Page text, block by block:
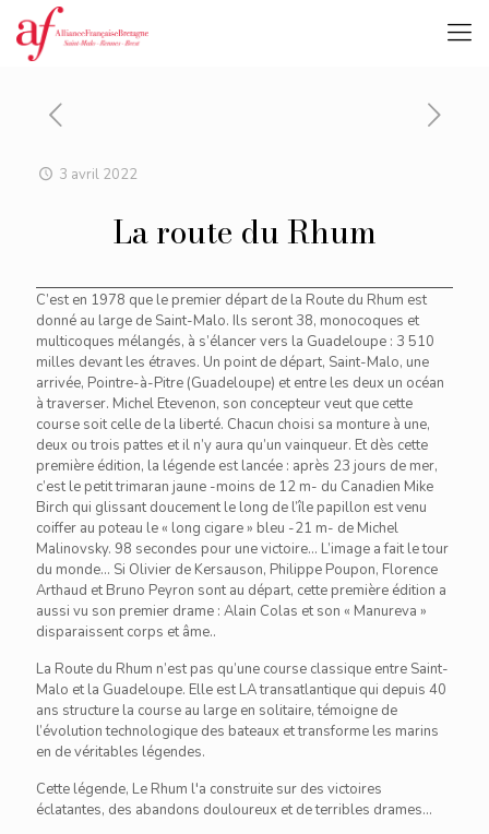
3 avril 2022
La route du Rhum
C’est en 1978 que le premier départ de la Route du Rhum est
donné au large de Saint-Malo. Ils seront 38, monocoques et
multicoques mélangés, à s’élancer vers la Guadeloupe : 3 510
milles devant les étraves. Un point de départ, Saint-Malo, une
arrivée, Pointre-à-Pitre (Guadeloupe) et entre les deux un océan
à traverser. Michel Etevenon, son concepteur veut que cette
course soit celle de la liberté. Chacun choisi sa monture à une,
deux ou trois pattes et il n’y aura qu’un vainqueur. Et dès cette
première édition, la légende est lancée : après 23 jours de mer,
c’est le petit trimaran jaune -moins de 12 m- du Canadien Mike
Birch qui glissant doucement le long de l’île papillon est venu
coiffer au poteau le « long cigare » bleu -21 m- de Michel
Malinovsky. 98 secondes pour une victoire… L’image a fait le tour
du monde… Si Olivier de Kersauson, Philippe Poupon, Florence
Arthaud et Bruno Peyron sont au départ, cette première édition a
aussi vu son premier drame : Alain Colas et son « Manureva »
disparaissent corps et âme..
La Route du Rhum n’est pas qu’une course classique entre Saint-
Malo et la Guadeloupe. Elle est LA transatlantique qui depuis 40
ans structure la course au large en solitaire, témoigne de
l’évolution technologique des bateaux et transforme les marins
en de véritables légendes.
Cette légende, Le Rhum l'a construite sur des victoires
éclatantes, des abandons douloureux et de terribles drames...